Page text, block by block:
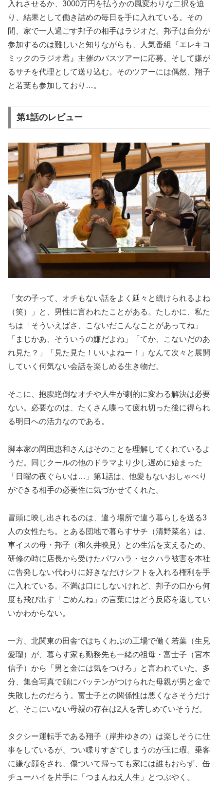
入れさせるか、3000万円を払うかの風変わりな二択を迫
り、結果として働き詰めの毎日を手に入れている。その
間、家で一人過ごす邦子の相手はラジオだ。邦子は自分が
参加するのは難しいと知りながらも、人気番組『エレキコ
ミックのラジオ君』主催のバスツアーに応募。そして嫌が
るサチを代理として送り込む。そのツアーには偶然、翔子
と若葉も参加しており…。
第1話のレビュー
「女の子って、オチもない話をよく延々と続けられるよね
（笑）」と、男性に言われたことがある。たしかに、私た
ちは「そういえばさ、こないだこんなことがあってね」
「まじかあ、そういうの嫌だよね」「てか、こないだのあ
れ見た？」「見た見た！いいよねー！」なんて次々と展開
していく何気ない会話を楽しめる生き物だ。
そこに、抱腹絶倒なオチや人生が劇的に変わる解決は必要
ない。必要なのは、たくさん喋って疲れ切った後に得られ
る明日への活力なのである。
脚本家の岡田惠和さんはそのことを理解してくれているよ
うだ。同じクールの他のドラマより少し遅めに始まった
「日曜の夜ぐらいは…」第1話は、他愛もないおしゃべり
ができる相手の必要性に気づかせてくれた。
冒頭に映し出されるのは、違う場所で違う暮らしを送る3
人の女性たち。とある団地で暮らすサチ（清野菜名）は、
車イスの母・邦子（和久井映見）との生活を支えるため、
研修の時に店長から受けたパワハラ・セクハラ被害を本社
に告発しない代わりに好きなだけシフトを入れる権利を手
に入れている。不満は口にしないけれど、邦子の口から何
度も飛び出す「ごめんね」の言葉にはどう反応を返してい
いかわからない。
一方、北関東の田舎ではちくわぶの工場で働く若葉（生見
愛瑠）が、暮らす家も勤務先も一緒の祖母・富士子（宮本
信子）から「男と金には気をつけろ」と言われていた。多
分、集合写真で顔にバッテンがつけられた母親が男と金で
失敗したのだろう。富士子との関係性は悪くなさそうだけ
ど、そこにいない母親の存在は2人を苦しめていそうだ。
タクシー運転手である翔子（岸井ゆきの）は楽しそうに仕
事をしているが、つい喋りすぎてしまうのが玉に瑕。乗客
に嫌な顔をされ、傷ついて帰っても家には誰もおらず、缶
チューハイを片手に「つまんねえ人生」とつぶやく。